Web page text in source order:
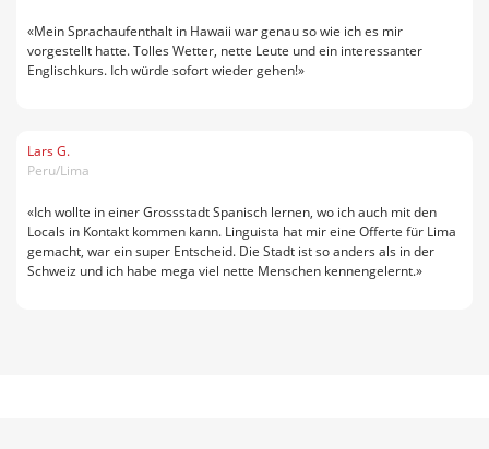
«Mein Sprachaufenthalt in Hawaii war genau so wie ich es mir
vorgestellt hatte. Tolles Wetter, nette Leute und ein interessanter
Englischkurs. Ich würde sofort wieder gehen!»
Lars G.
Peru/Lima
«Ich wollte in einer Grossstadt Spanisch lernen, wo ich auch mit den
Locals in Kontakt kommen kann. Linguista hat mir eine Offerte für Lima
gemacht, war ein super Entscheid. Die Stadt ist so anders als in der
Schweiz und ich habe mega viel nette Menschen kennengelernt.»